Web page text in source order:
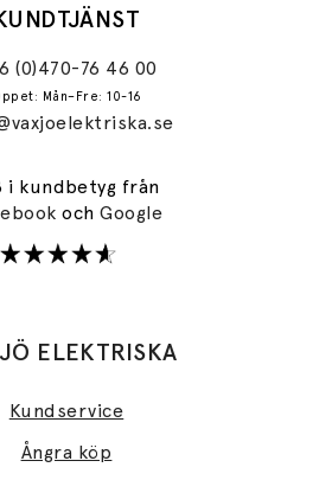
(0)470-76 46 00
Mån–Fre: 10-16
i kundbetyg från
ochGoogle
ELEKTRISKA
Kundservice
Ångra köp